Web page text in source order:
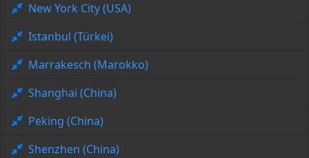
New York City (USA)
Istanbul (Türkei)
Marrakesch (Marokko)
Shanghai (China)
Peking (China)
Shenzhen (China)